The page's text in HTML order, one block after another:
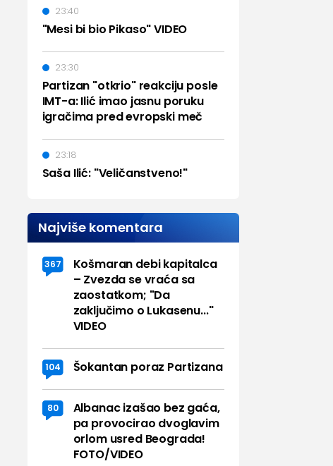
"Mesi bi bio Pikaso" VIDEO
23:40
Partizan "otkrio" reakciju posle
IMT-a: Ilić imao jasnu poruku
igračima pred evropski meč
23:30
Saša Ilić: "Veličanstveno!"
23:18
Najviše komentara
367
Košmaran debi kapitalca
– Zvezda se vraća sa
zaostatkom; "Da
zaključimo o Lukasenu..."
VIDEO
104 Šokantan poraz Partizana
80
Albanac izašao bez gaća,
pa provocirao dvoglavim
orlom usred Beograda!
FOTO/VIDEO